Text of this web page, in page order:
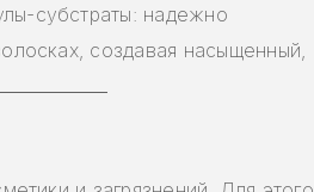
субстраты: надежно
создавая насыщенный,